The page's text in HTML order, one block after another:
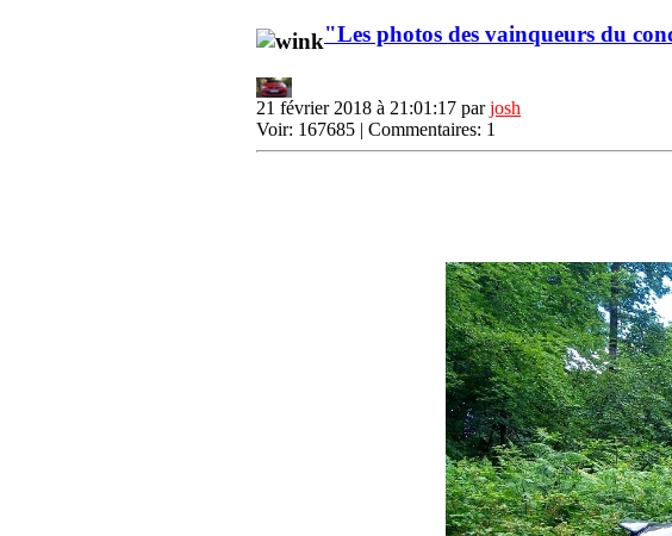
"Les photos des vainqueurs du
21 février 2018 à 21:01:17 parjosh
Voir: 167685 | Commentaires: 1